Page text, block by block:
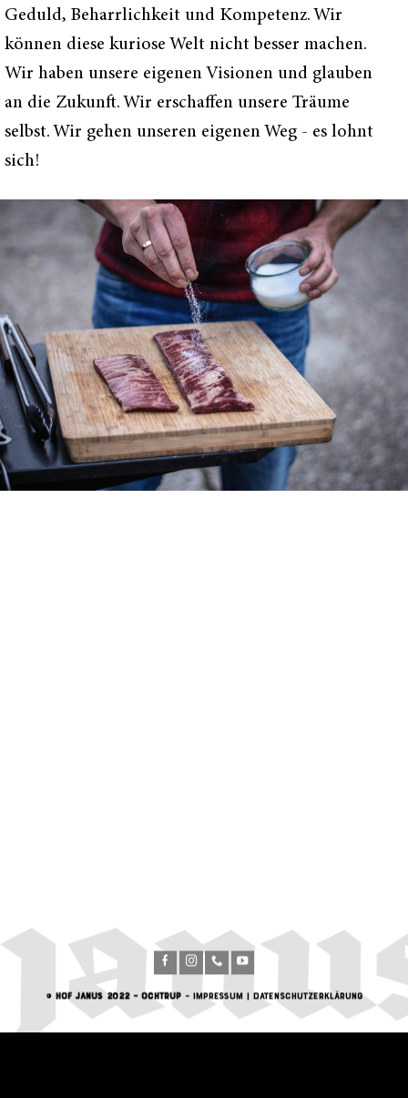
Geduld, Beharrlichkeit und Kompetenz. Wir
können diese kuriose Welt nicht besser machen.
Wir haben unsere eigenen Visionen und glauben
an die Zukunft. Wir erschaffen unsere Träume
selbst. Wir gehen unseren eigenen Weg - es lohnt
sich!
© Hof Janus 2022 – Ochtrup – Impressum | Datenschutzerklärung